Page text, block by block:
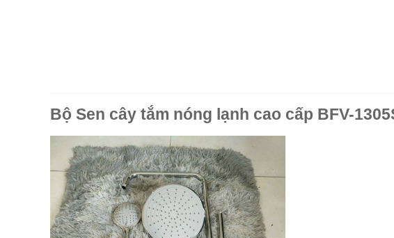
Bộ Sen cây tắm nóng lạnh cao cấp BFV-